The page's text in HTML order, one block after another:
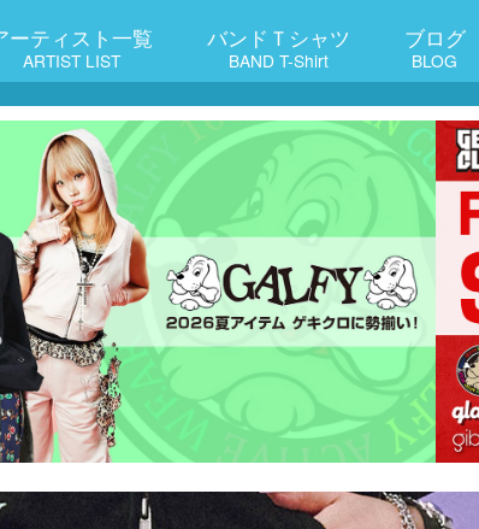
ーティスト一覧
ARTIST LIST
バンドＴシャツ
BAND T-Shirt
ブログ
BLOG